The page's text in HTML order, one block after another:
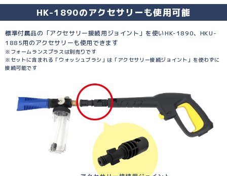
HK-1890のアクセサリーも使用可能
標準付属品の「アクセサリー接続用ジョイント」を使いHK-1890、HKU-
1885用のアクセサリーも使用できます
※フォームランスプラスは別売りです
※セットに含まれる「ウォッシュブラシ」は「アクセサリー接続ジョイント」を使わずに
接続可能です